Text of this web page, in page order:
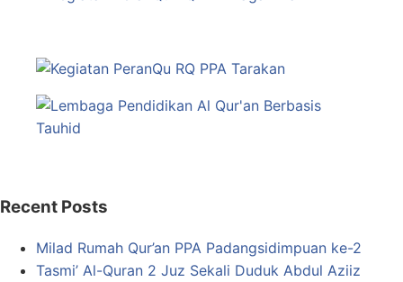
Recent Posts
Milad Rumah Qur’an PPA Padangsidimpuan ke-2
Tasmi’ Al-Quran 2 Juz Sekali Duduk Abdul Aziiz